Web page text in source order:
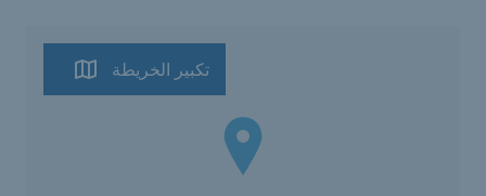
تكبير الخريطة